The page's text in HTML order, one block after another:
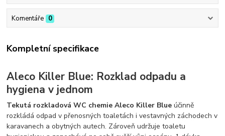
Komentáře 0
Kompletní specifikace
Aleco Killer Blue: Rozklad odpadu a
hygiena v jednom
Tekutá rozkladová WC chemie Aleco Killer Blue účinně
rozkládá odpad v přenosných toaletách i vestavných záchodech v
karavanech a obytných autech. Zároveň udržuje toaletu